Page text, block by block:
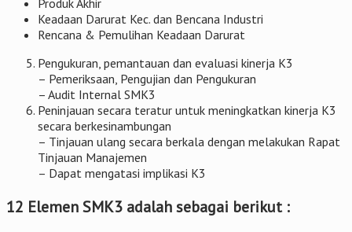
Produk Akhir
Keadaan Darurat Kec. dan Bencana Industri
Rencana & Pemulihan Keadaan Darurat
Pengukuran, pemantauan dan evaluasi kinerja K3
– Pemeriksaan, Pengujian dan Pengukuran
– Audit Internal SMK3
Peninjauan secara teratur untuk meningkatkan kinerja K3
secara berkesinambungan
– Tinjauan ulang secara berkala dengan melakukan Rapat
Tinjauan Manajemen
– Dapat mengatasi implikasi K3
12 Elemen SMK3 adalah sebagai berikut :